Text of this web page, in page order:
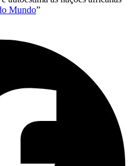
Mundo”